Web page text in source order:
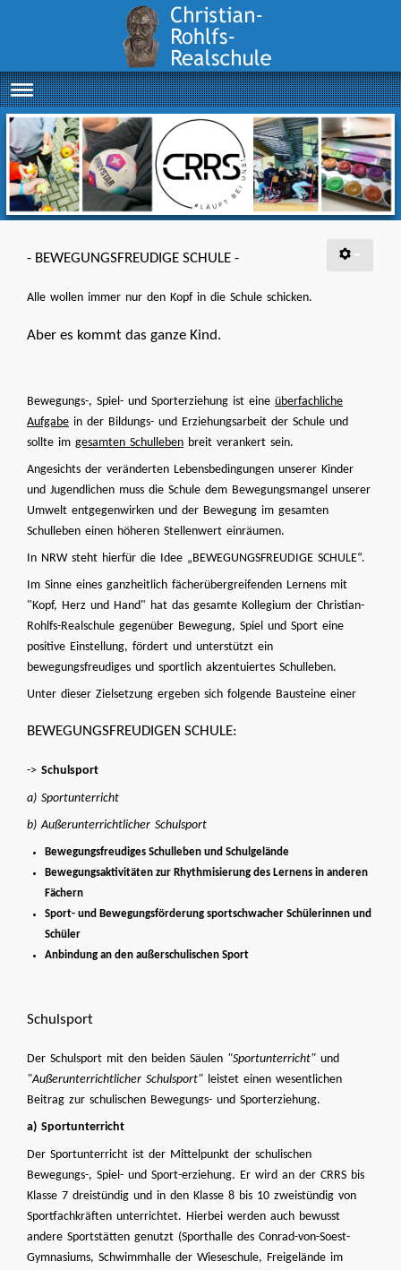
- BEWEGUNGSFREUDIGE SCHULE -
Alle wollen immer nur den Kopf in die Schule schicken.
Aber es kommt das ganze Kind.
Bewegungs-, Spiel- und Sporterziehung ist eine überfachliche
Aufgabe in der Bildungs- und Erziehungsarbeit der Schule und
sollte im gesamten Schulleben breit verankert sein.
Angesichts der veränderten Lebensbedingungen unserer Kinder
und Jugendlichen muss die Schule dem Bewegungsmangel unserer
Umwelt entgegenwirken und der Bewegung im gesamten
Schulleben einen höheren Stellenwert einräumen.
In NRW steht hierfür die Idee „BEWEGUNGSFREUDIGE SCHULE“.
Im Sinne eines ganzheitlich fächerübergreifenden Lernens mit
"Kopf, Herz und Hand" hat das gesamte Kollegium der Christian-
Rohlfs-Realschule gegenüber Bewegung, Spiel und Sport eine
positive Einstellung, fördert und unterstützt ein
bewegungsfreudiges und sportlich akzentuiertes Schulleben.
Unter dieser Zielsetzung ergeben sich folgende Bausteine einer
BEWEGUNGSFREUDIGEN SCHULE:
-> Schulsport
a) Sportunterricht
b) Außerunterrichtlicher Schulsport
Bewegungsfreudiges Schulleben und Schulgelände
Bewegungsaktivitäten zur Rhythmisierung des Lernens in anderen
Fächern
Sport- und Bewegungsförderung sportschwacher Schülerinnen und
Schüler
Anbindung an den außerschulischen Sport
Schulsport
Der Schulsport mit den beiden Säulen "Sportunterricht" und
"Außerunterrichtlicher Schulsport" leistet einen wesentlichen
Beitrag zur schulischen Bewegungs- und Sporterziehung.
a) Sportunterricht
Der Sportunterricht ist der Mittelpunkt der schulischen
Bewegungs-, Spiel- und Sport-erziehung. Er wird an der CRRS bis
Klasse 7 dreistündig und in den Klasse 8 bis 10 zweistündig von
Sportfachkräften unterrichtet. Hierbei werden auch bewusst
andere Sportstätten genutzt (Sporthalle des Conrad-von-Soest-
Gymnasiums, Schwimmhalle der Wieseschule, Freigelände im